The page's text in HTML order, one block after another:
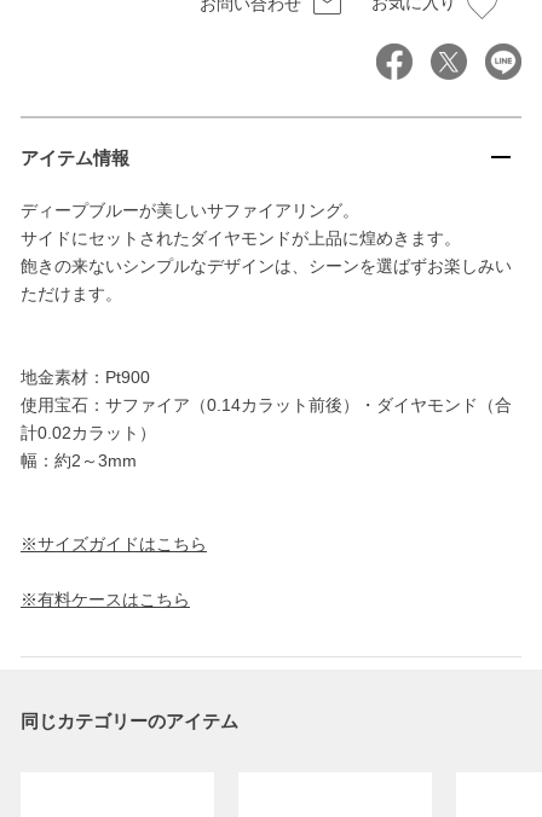
アイテム情報
ディープブルーが美しいサファイアリング。
サイドにセットされたダイヤモンドが上品に煌めきます。
飽きの来ないシンプルなデザインは、シーンを選ばずお楽しみい
ただけます。
地金素材：Pt900
使用宝石：サファイア（0.14カラット前後）・ダイヤモンド（合
計0.02カラット）
幅：約2～3mm
※サイズガイドはこちら
※有料ケースはこちら
同じカテゴリーのアイテム